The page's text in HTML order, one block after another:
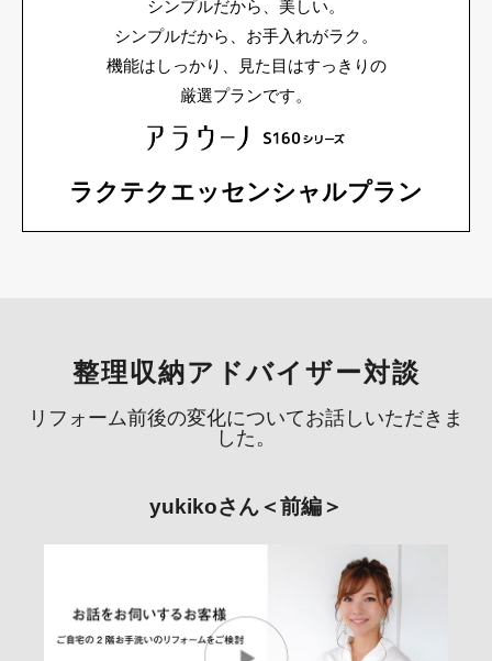
シンプルだから、美しい。
シンプルだから、お手入れがラク。
機能はしっかり、見た目はすっきりの
厳選プランです。
ラクテクエッセンシャルプラン
整理収納アドバイザー対談
リフォーム前後の変化についてお話しいただきま
した。
yukikoさん＜前編＞